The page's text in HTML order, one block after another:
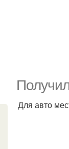
Для авто